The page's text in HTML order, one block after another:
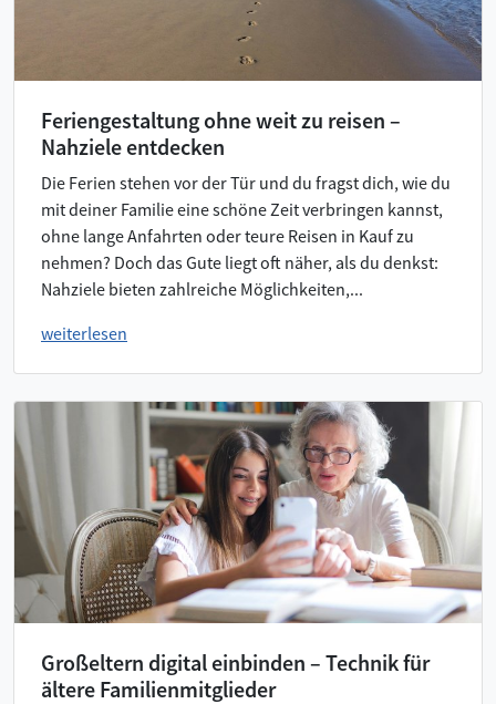
Feriengestaltung ohne weit zu reisen –
Nahziele entdecken
Die Ferien stehen vor der Tür und du fragst dich, wie du
mit deiner Familie eine schöne Zeit verbringen kannst,
ohne lange Anfahrten oder teure Reisen in Kauf zu
nehmen? Doch das Gute liegt oft näher, als du denkst:
Nahziele bieten zahlreiche Möglichkeiten,...
weiterlesen
Großeltern digital einbinden – Technik für
ältere Familienmitglieder